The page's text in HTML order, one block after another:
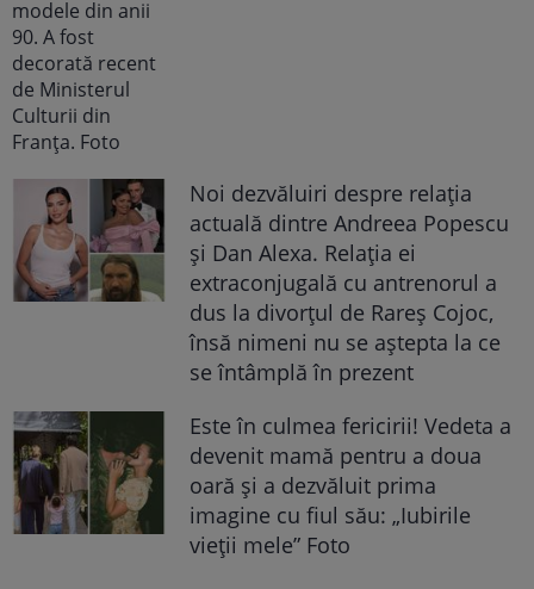
Noi dezvăluiri despre relația
actuală dintre Andreea Popescu
și Dan Alexa. Relația ei
extraconjugală cu antrenorul a
dus la divorțul de Rareș Cojoc,
însă nimeni nu se aștepta la ce
se întâmplă în prezent
Este în culmea fericirii! Vedeta a
devenit mamă pentru a doua
oară și a dezvăluit prima
imagine cu fiul său: „Iubirile
vieții mele” Foto